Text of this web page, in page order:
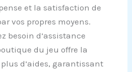
et la satisfaction de
vos propres moyens.
besoin d’assistance
du jeu offre la
d’aides, garantissant